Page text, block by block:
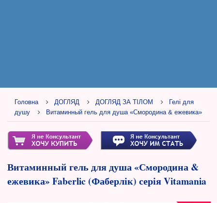
Головна ДОГЛЯД ДОГЛЯД ЗА ТІЛОМ
Гелі для
душу
Витаминный гель для душа «Смородина & ежевика»
Витаминный гель для душа «Смородина &
ежевика» Faberlic (Фаберлік) серія Vitamania